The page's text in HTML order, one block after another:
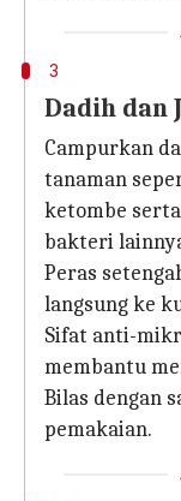
3
Dadih dan
Campurkan
tanaman
ketombe
bakteri
Peras
langsung ke
Sifat anti-
membantu
Bilas dengan
pemakaian.